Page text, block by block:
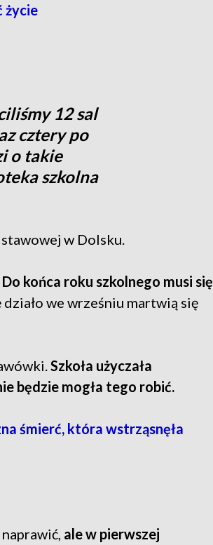
życie
12 sal
cztery po
o takie
szkolna
w Dolsku.
Do końca roku szkolnego musi się
działo we wrześniu martwią się
Szkoła użyczała
będzie mogła tego robić.
śmierć, która wstrząsnęła
ale w pierwszej